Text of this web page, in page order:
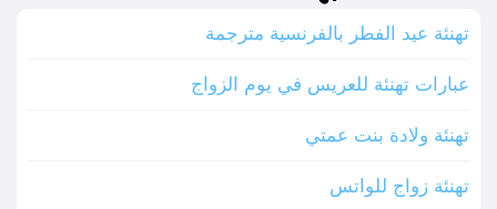
تهنئة عيد الفطر بالفرنسية مترجمة
عبارات تهنئة للعريس في يوم الزواج
تهنئة ولادة بنت عمتي
تهنئة زواج للواتس